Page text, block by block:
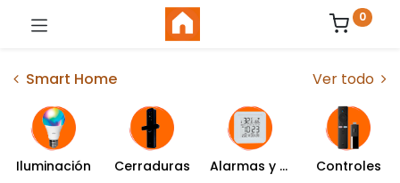
0
Smart Home Ver todo
Iluminación Cerraduras Alarmas y Sensores Controles